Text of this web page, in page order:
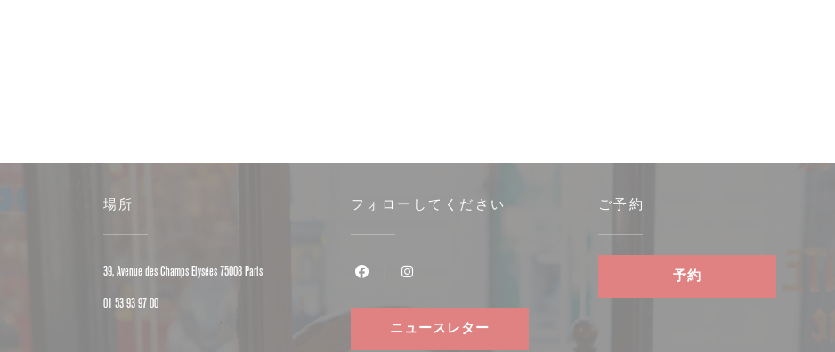
場所
39, Avenue des Champs Elysées 75008 Paris((新しいウィンドウで開きます))
01 53 93 97 00
フォローしてください
ニュースレター
ご予約
予約